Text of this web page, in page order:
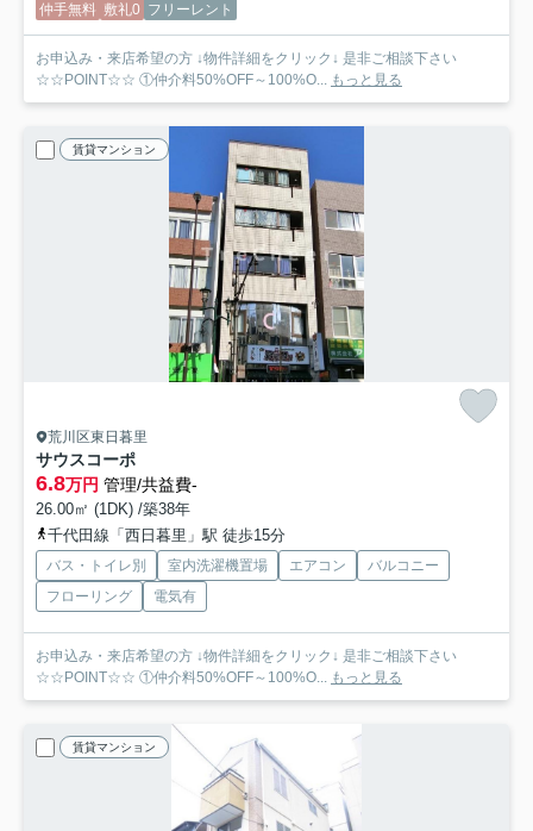
仲手無料 敷礼0 フリーレント
お申込み・来店希望の方 ↓物件詳細をクリック↓ 是非ご相談下さい
☆☆POINT☆☆ ①仲介料50%OFF～100%O... もっと見る
賃貸マンション
荒川区東日暮里
サウスコーポ
6.8万円 管理/共益費-
26.00㎡ (1DK) /築38年
千代田線「西日暮里」駅 徒歩15分
バス・トイレ別 室内洗濯機置場 エアコン
バルコニー
フローリング
電気有
お申込み・来店希望の方 ↓物件詳細をクリック↓ 是非ご相談下さい
☆☆POINT☆☆ ①仲介料50%OFF～100%O... もっと見る
賃貸マンション